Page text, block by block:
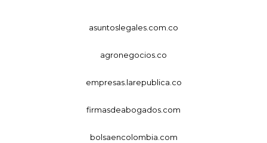
asuntoslegales.com.co
agronegocios.co
empresas.larepublica.co
firmasdeabogados.com
bolsaencolombia.com